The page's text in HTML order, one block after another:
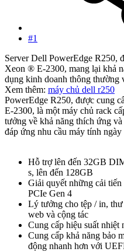
#1
Server Dell PowerEdge
Xeon ® E-2300, mang lại khả
dụng kinh doanh thông thường
Xem thêm: máy chủ dell r250
PowerEdge R250, được cung
E-2300, là một máy chủ rack
tưởng về khả năng thích ứng
đáp ứng nhu cầu máy tính ngày
Hỗ trợ lên đến 32GB
s, lên đến 128GB
Giải quyết những cải
PCIe Gen 4
Lý tưởng cho tệp / in,
web và cộng tác
Cung cấp hiệu suất nhiệt
Cung cấp khả năng bảo
động nhanh hơn với